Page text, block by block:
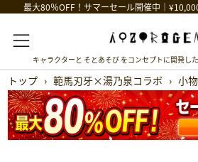
最大80％OFF！サマーセール開催中｜
Menu
キャラクターと そとあそび をコンセプトに開発し
トップ › 範馬刃牙×湯乃泉コラボ › 小